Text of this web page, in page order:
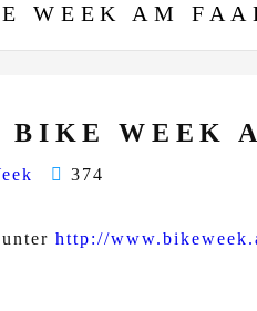
WEEK AM
BIKE WEEK
374
http://